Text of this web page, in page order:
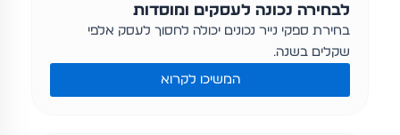
לבחירה נכונה לעסקים ומוסדות
בחירת ספקי נייר נכונים יכולה לחסוך לעסק אלפי
שקלים בשנה…
המשיכו לקרוא